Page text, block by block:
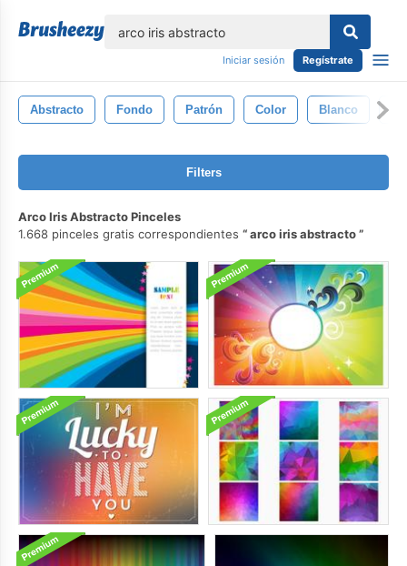
Iniciar sesión Regístrate
Abstracto Fondo Patrón Color Blanco
Filters
Arco Iris Abstracto Pinceles
1.668 pinceles gratis correspondientes
arco iris abstracto